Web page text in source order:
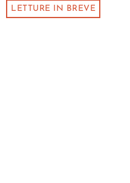
LETTURE IN BREVE